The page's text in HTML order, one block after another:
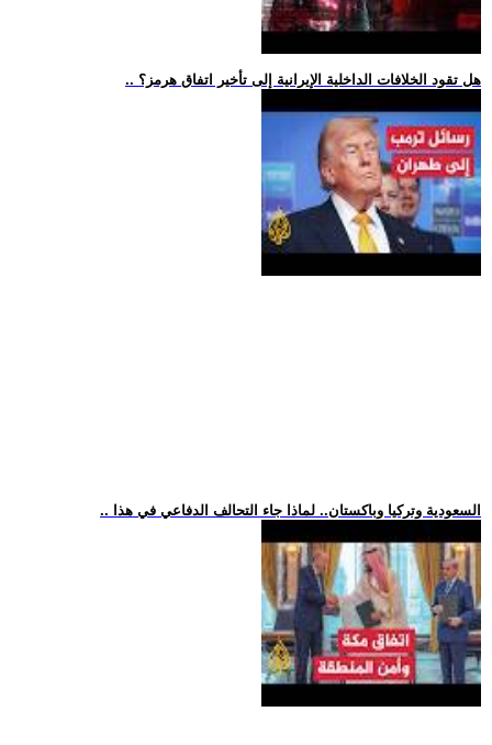
.. هل تقود الخلافات الداخلية الإيرانية إلى تأخير اتفاق هرمز؟
.. السعودية وتركيا وباكستان.. لماذا جاء التحالف الدفاعي في هذا